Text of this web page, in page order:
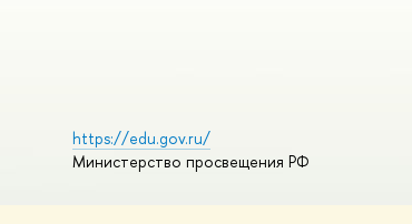
https://edu.gov.ru/
Министерство просвещения РФ